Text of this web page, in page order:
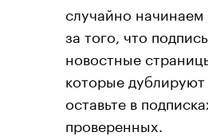
случайно
за того, что
новостные
которые дублируют
оставьте в
проверенных.